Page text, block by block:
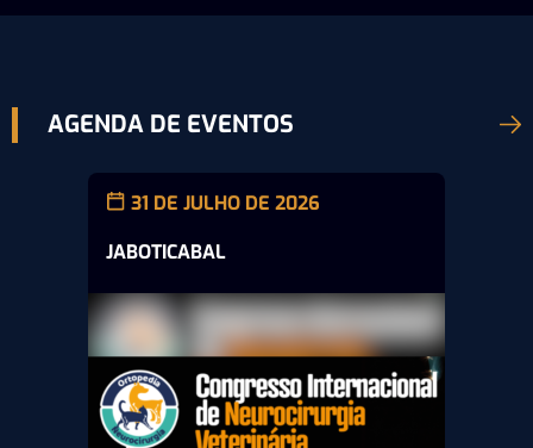
AGENDA DE EVENTOS
31 DE JULHO DE 2026
JABOTICABAL